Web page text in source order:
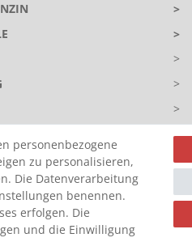
>
>
>
>
>
>
>
personenbezogene
zu personalisieren,
Die Datenverarbeitung
benennen.
erfolgen. Die
und die Einwilligung